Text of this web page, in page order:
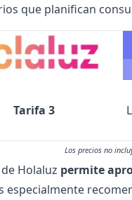
que planifican
Tarifa 3
Los precios no
Holaluz permite
especialmente